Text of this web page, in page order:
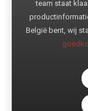
team staat
België bent, wij